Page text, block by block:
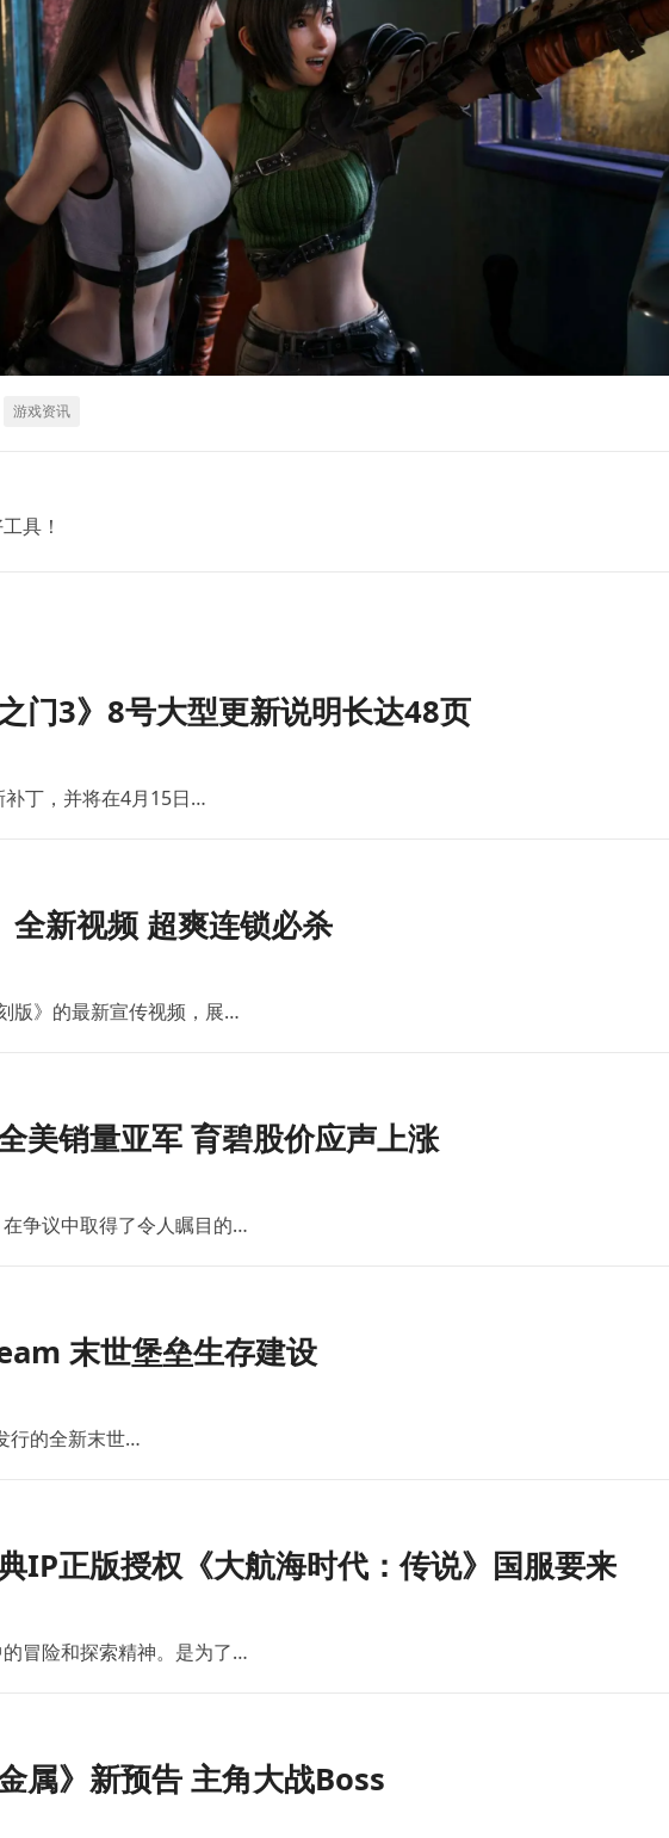
游戏资讯
具！
门3》8号大型更新说明长达48页
补丁，并将在4月15日…
全新视频 超爽连锁必杀
版》的最新宣传视频，展…
美销量亚军 育碧股价应声上涨
争议中取得了令人瞩目的…
末世堡垒生存建设
行的全新末世…
IP正版授权《大航海时代：传说》国服要来
冒险和探索精神。是为了…
属》新预告 主角大战Boss